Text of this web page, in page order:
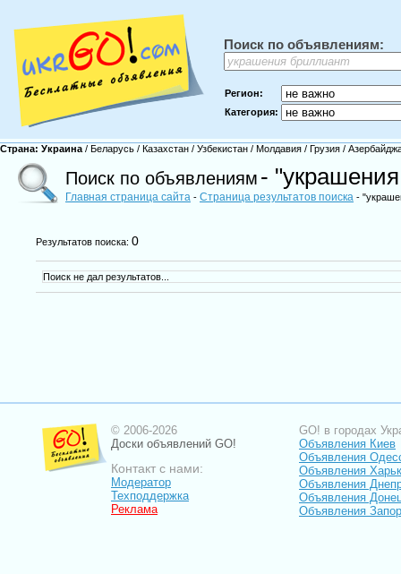
Поиск по объявлениям:
Регион:
Категория:
Страна: Украина / Беларусь / Казахстан / Узбекистан / Молдавия / Грузия /
Поиск по объявлениям -
Главная страница сайта - Страница результатов поиска -
Результатов поиска: 0
Поиск не дал результатов...
© 2006-2026
Доски объявлений GO!
Контакт с нами:
Модератор
Техподдержка
Реклама
GO! в городах
Объявления Киев
Объявления
Объявления
Объявления
Объявления
Объявления